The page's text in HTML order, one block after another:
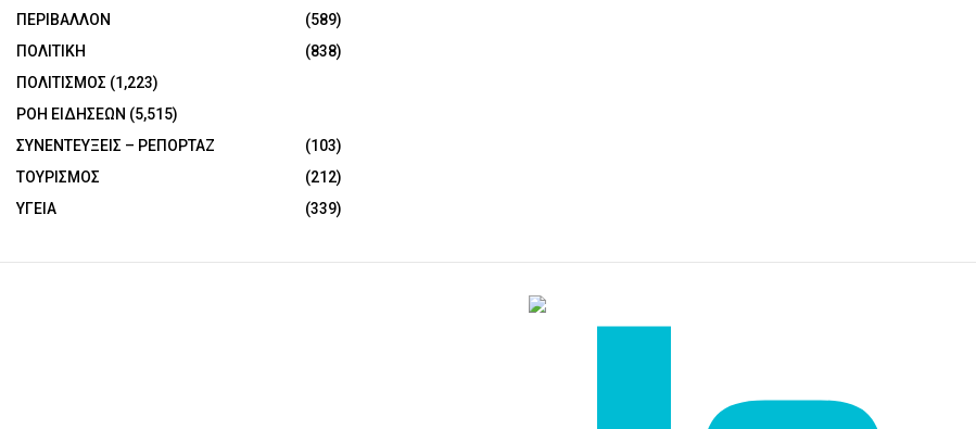
ΠΕΡΙΒΑΛΛΟΝ
(589)
ΠΟΛΙΤΙΚΗ
(838)
ΠΟΛΙΤΙΣΜΟΣ (1,223)
ΡΟΗ ΕΙΔΗΣΕΩΝ (5,515)
ΣΥΝΕΝΤΕΥΞΕΙΣ – ΡΕΠΟΡΤΑΖ
(103)
ΤΟΥΡΙΣΜΟΣ
(212)
ΥΓΕΙΑ
(339)